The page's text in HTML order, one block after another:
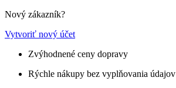
Nový zákazník?
Vytvoriť nový účet
Zvýhodnené ceny dopravy
Rýchle nákupy bez vyplňovania údajov